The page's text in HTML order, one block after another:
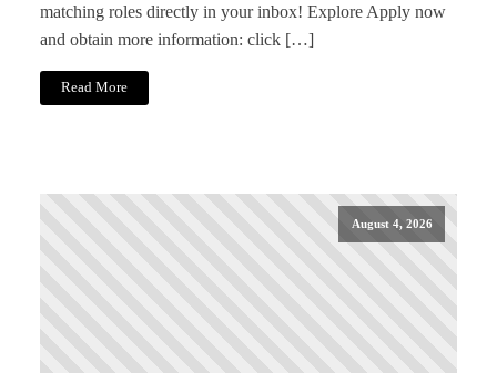
matching roles directly in your inbox! Explore Apply now
and obtain more information: click […]
Read More
August 4, 2026